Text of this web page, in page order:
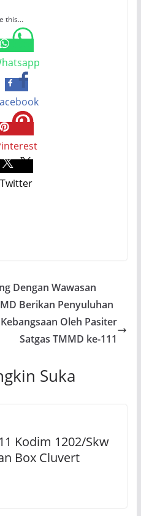
this...
Twitter
Dengan Wawasan
Berikan Penyuluhan
Oleh Pasiter
Satgas TMMD ke-111
Suka
Kodim 1202/Skw
Box Cluvert